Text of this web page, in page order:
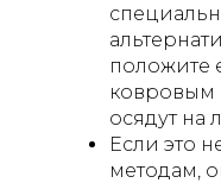
положите
ковровым
осядут на
Если это
методам,